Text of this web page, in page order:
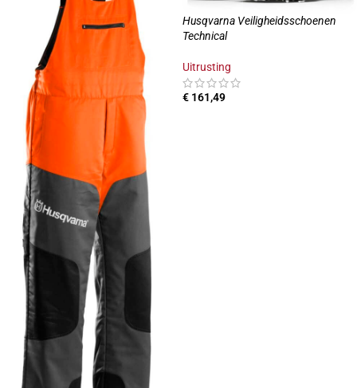
Husqvarna Veiligheidsschoenen
Technical
Uitrusting
€ 161,49